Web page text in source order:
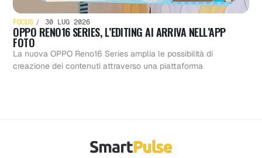
FOCUS 30 LUG 2026
OPPO RENO16 SERIES, L’EDITING AI ARRIVA NELL’APP
FOTO
La nuova OPPO Reno16 Series amplia le possibilità di
creazione dei contenuti attraverso una piattaforma